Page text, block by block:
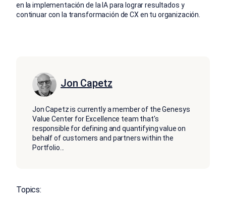
en la implementación de la IA para lograr resultados y
continuar con la transformación de CX en tu organización.
Jon Capetz
Jon Capetz is currently a member of the Genesys
Value Center for Excellence team that's
responsible for defining and quantifying value on
behalf of customers and partners within the
Portfolio
Topics: